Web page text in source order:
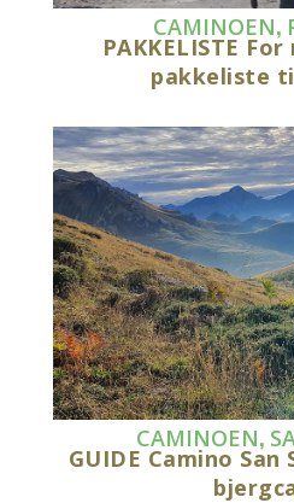
CAMINOEN,
PAKKELISTE
pakkeliste
CAMINOEN,
GUIDE Camino